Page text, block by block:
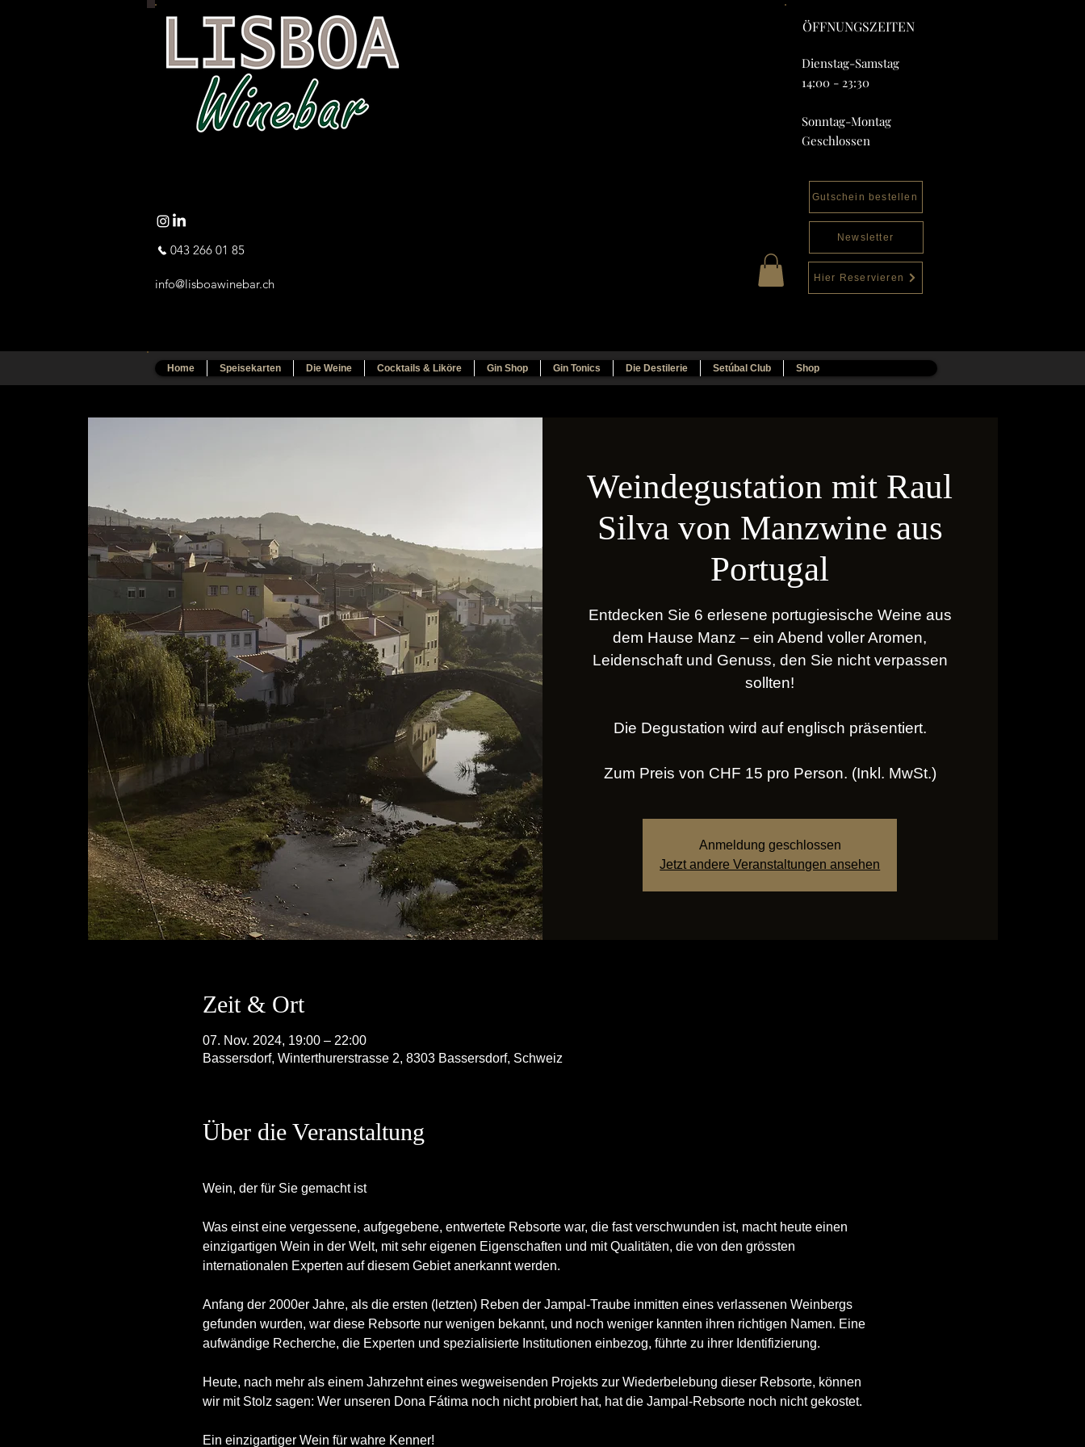
ÖFFNUNGSZEITEN
Dienstag-Samstag
14:00 - 23:30
Sonntag-Montag
Geschlossen
Gutschein bestellen
043 266 01 85
info@lisboawinebar.ch
Newsletter
Hier Reservieren
Home Speisekarten Die Weine Cocktails & Liköre Gin Shop Gin Tonics Die Destilerie Setúbal Club Shop
Weindegustation mit Raul
Silva von Manzwine aus
Portugal
Entdecken Sie 6 erlesene portugiesische Weine aus
dem Hause Manz – ein Abend voller Aromen,
Leidenschaft und Genuss, den Sie nicht verpassen
sollten!
Die Degustation wird auf englisch präsentiert.
Zum Preis von CHF 15 pro Person. (Inkl. MwSt.)
Anmeldung geschlossen
Jetzt andere Veranstaltungen ansehen
Zeit & Ort
07. Nov. 2024, 19:00 – 22:00
Bassersdorf, Winterthurerstrasse 2, 8303 Bassersdorf, Schweiz
Über die Veranstaltung
Wein, der für Sie gemacht ist
Was einst eine vergessene, aufgegebene, entwertete Rebsorte war, die fast verschwunden ist, macht heute einen
einzigartigen Wein in der Welt, mit sehr eigenen Eigenschaften und mit Qualitäten, die von den grössten
internationalen Experten auf diesem Gebiet anerkannt werden.
Anfang der 2000er Jahre, als die ersten (letzten) Reben der Jampal-Traube inmitten eines verlassenen Weinbergs
gefunden wurden, war diese Rebsorte nur wenigen bekannt, und noch weniger kannten ihren richtigen Namen. Eine
aufwändige Recherche, die Experten und spezialisierte Institutionen einbezog, führte zu ihrer Identifizierung.
Heute, nach mehr als einem Jahrzehnt eines wegweisenden Projekts zur Wiederbelebung dieser Rebsorte, können
wir mit Stolz sagen: Wer unseren Dona Fátima noch nicht probiert hat, hat die Jampal-Rebsorte noch nicht gekostet.
Ein einzigartiger Wein für wahre Kenner!